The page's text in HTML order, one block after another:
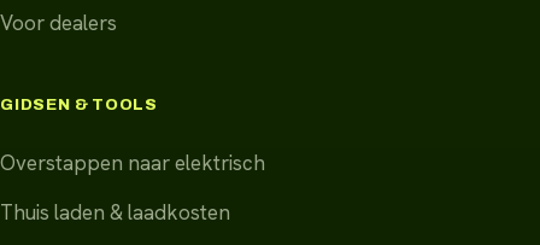
Voor dealers
GIDSEN & TOOLS
Overstappen naar elektrisch
Thuis laden & laadkosten